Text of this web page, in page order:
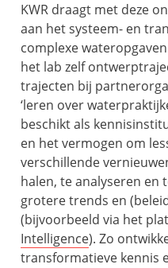
KWR draagt met deze
aan het systeem- en
complexe
het lab zelf
trajecten bij
‘leren over
beschikt als
en het vermogen om
verschillende
halen, te analyseren en
grotere trends en
(bijvoorbeeld via het
Intelligence). Zo
transformatieve kennis